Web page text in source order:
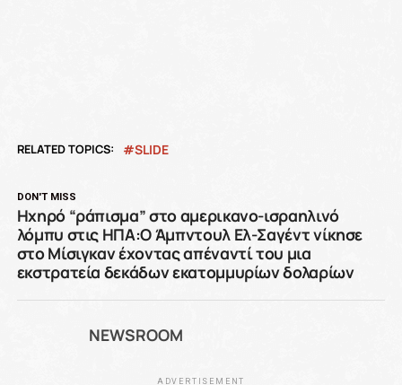
RELATED TOPICS: SLIDE
DON'T MISS
Ηχηρό “ράπισμα” στο αμερικανο-ισραηλινό
λόμπυ στις ΗΠΑ:Ο Άμπντουλ Ελ-Σαγέντ νίκησε
στο Μίσιγκαν έχοντας απέναντί του μια
εκστρατεία δεκάδων εκατομμυρίων δολαρίων
NEWSROOM
ADVERTISEMENT